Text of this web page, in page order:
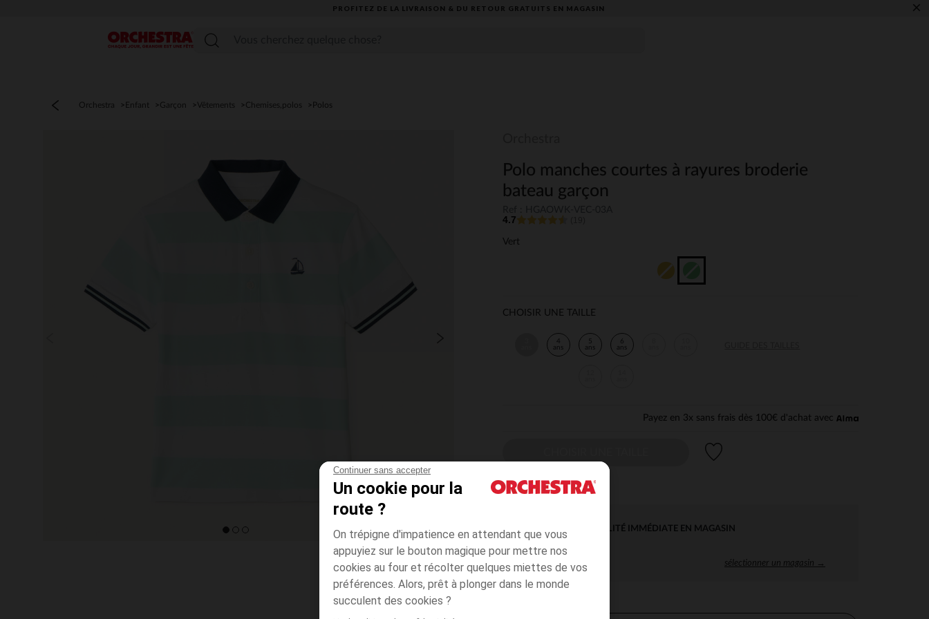
Continuer sans accepter
Un cookie pour la
route ?
On trépigne d'impatience en attendant que vous
appuyiez sur le bouton magique pour mettre nos
cookies au four et récolter quelques miettes de vos
préférences. Alors, prêt à plonger dans le monde
succulent des cookies ?
PROFITEZ DE LA LIVRAISON & DU RETOUR GRATUITS EN MAGASIN​ ×
Menu
Orchestra Enfant Garçon Vêtements Chemises,polos Polos
Polo manches courtes à rayures broderie
bateau garçon
4.7
Vert
CHOISIR UNE TAILLE
4
ans
5
ans
6
ans
Payez en 3x sans frais dès 100€ d'achat avec
DISPONIBILITÉ IMMÉDIATE EN MAGASIN
sélectionner un magasin →